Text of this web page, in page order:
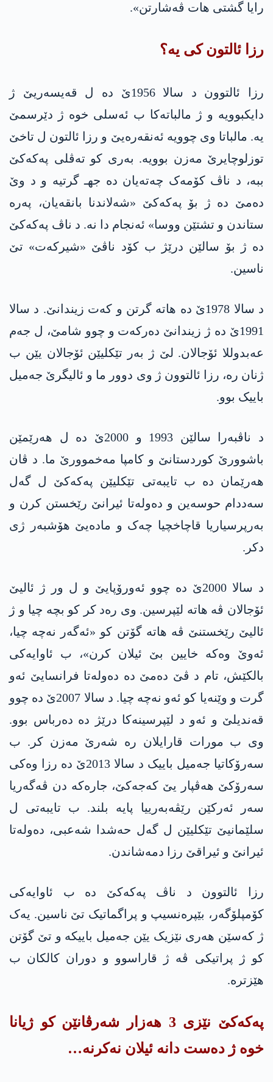
رایا گشتی هات ڤەشارتن».
رزا ئالتون کی یە؟
رزا ئالتوون د سالا 1956ێ دە ل قەیسەریێ ژ
دایکبوویە و ژ مالباتەکا ب ئەسلی خوە ژ دێرسمێ
یە. مالباتا وی چوویە ئەنقەرەیێ و رزا ئالتون ل تاخێ
توزلوچایرێ مەزن بوویە. بەری کو تەڤلی په‌كه‌كێ
ببە، د ناڤ کۆمەک چەتەیان دە جهـ گرتیە و د وێ
دەمێ دە ژ بۆ په‌كه‌كێ «شەلاندنا بانقەیان، پەرە
ستاندن و تشتێن ووسا» ئه‌نجام دا نه‌. د ناڤ په‌كه‌كێ
دە ژ بۆ سالێن درێژ ب کۆد ناڤێ «شیرکەت» تێ
ناسین.
د سالا 1978ێ دە هاتە گرتن و کەت زیندانێ. د سالا
1991ێ دە ژ زیندانێ دەرکەت و چوو شامێ، ل جەم
عه‌بدوللا ئۆجالان. لێ ژ بەر تێکلیێن ئۆجالان یێن ب
ژنان رە، رزا ئالتوون ژ وی دوور ما و ئالیگرێ جەمیل
باییک بوو.
د ناڤبەرا سالێن 1993 و 2000ێ دە ل هەرێمێن
باشوورێ کوردستانێ و کامپا مەخموورێ ما. د ڤان
هەرێمان دە ب تایبەتی تێکلیێن په‌كه‌كێ ل گه‌ل
سەددام حوسه‌ین و دەولەتا ئیرانێ رێخستن کرن و
بەرپرسیاریا قاچاخچیا چەک و مادەیێ هۆشبەر ژی
دکر.
د سالا 2000ێ دە چوو ئەورۆپایێ و ل ور ژ ئالیێ
ئۆجالان ڤە هاتە لێپرسین. وی رەد کر کو بچە چیا و ژ
ئالیێ رێخستنێ ڤە هاتە گۆتن کو «ئەگەر نەچە چیا،
ئەوێ وەکە خایین بێ ئیلان کرن»، ب ئاوایەکی
بالکێش، تام د ڤێ دەمێ دە دەولەتا فرانسایێ ئەو
گرت و وێنەیا کو ئەو نەچە چیا. د سالا 2007ێ دە چوو
قەندیلێ و ئەو د لێپرسینەکا درێژ ده‌ دەرباس بوو.
وی ب مورات قارایلان رە شەرێ مەزن کر. ب
سەرۆکاتیا جەمیل باییک د سالا 2013ێ ده‌ رزا وەکی
سەرۆکێ هەڤپار یێ كه‌جه‌كێ، جارەکە دن ڤەگەریا
سەر ئەرکێن رێڤەبەرییا پایه‌ بلند. ب تایبەتی ل
سلێمانیێ تێکلیێن ل گه‌ل حه‌شدا شه‌عبی، دەولەتا
ئیرانێ و ئیراقێ رزا دمەشاندن.
رزا ئالتوون د ناڤ په‌كه‌كێ دە ب ئاوایەکی
کۆمپلۆگەر، بێپرەنسیپ و پراگماتیک تێ ناسین. یەک
ژ کەسێن هەری نێزیک یێن جەمیل باییکە و تێ گۆتن
کو ژ پراتیکی ڤە ژ قاراسوو و دوران کالکان ب
هێزترە.
په‌كه‌كێ نێزی 3 هەزار شەرڤانێن کو ژیانا
خوە ژ دەست دانە ئیلان نەکرنە…